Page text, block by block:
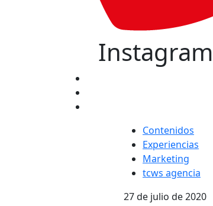
Contenidos
Experiencias
Marketing
tcws agencia
27 de julio de 2020